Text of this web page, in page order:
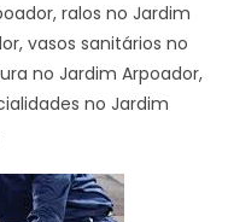
ralos no Jardim
vasos sanitários no
no Jardim Arpoador,
no Jardim